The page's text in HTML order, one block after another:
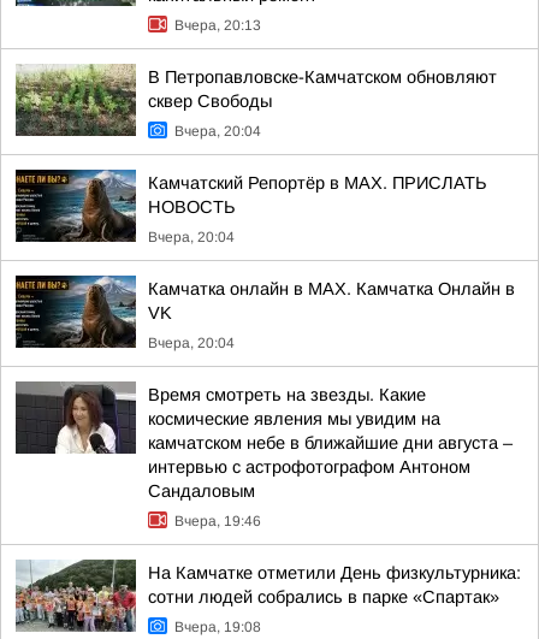
Вчера, 20:13
В Петропавловске-Камчатском обновляют
сквер Свободы
Вчера, 20:04
Камчатский Репортёр в MAX. ПРИСЛАТЬ
НОВОСТЬ
Вчера, 20:04
Камчатка онлайн в MAX. Камчатка Онлайн в
VK
Вчера, 20:04
Время смотреть на звезды. Какие
космические явления мы увидим на
камчатском небе в ближайшие дни августа –
интервью с астрофотографом Антоном
Сандаловым
Вчера, 19:46
На Камчатке отметили День физкультурника:
сотни людей собрались в парке «Спартак»
Вчера, 19:08